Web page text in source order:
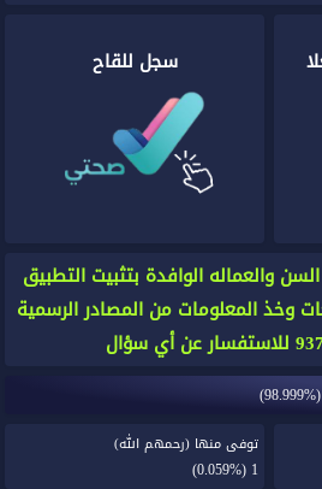
سجل للقاح
والعماله الوافدة بتثبيت التطبيق
وخذ المعلومات من المصادر الرسمية
(98.999%)
توفى منها (رحمهم الله)
1
(0.059%)